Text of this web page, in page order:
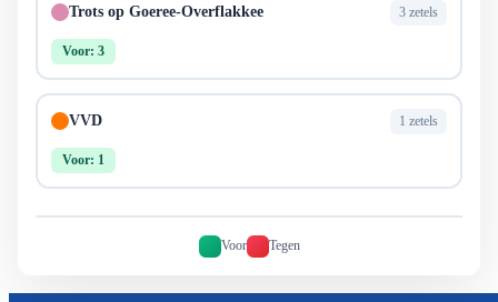
Trots op Goeree-Overflakkee 3 zetels
Voor: 3
VVD 1 zetels
Voor: 1
Voor Tegen